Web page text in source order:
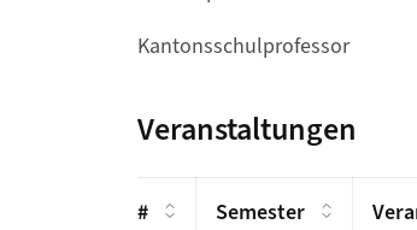
Kantonsschulprofessor
Veranstaltungen
# Semester